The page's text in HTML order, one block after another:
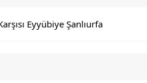
Eyyübiye Şanlıurfa